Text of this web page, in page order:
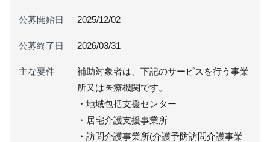
公募開始日 2025/12/02
公募終了日 2026/03/31
主な要件
補助対象者は、下記のサービスを行う事業
所又は医療機関です。
・地域包括支援センター
・居宅介護支援事業所
・訪問介護事業所(介護予防訪問介護事業